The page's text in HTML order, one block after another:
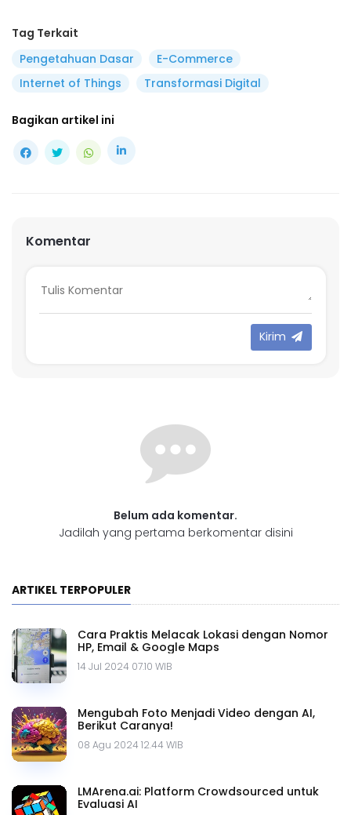
Tag Terkait
Pengetahuan Dasar
E-Commerce
Internet of Things
Transformasi Digital
Bagikan artikel ini
Komentar
Kirim
Belum ada komentar.
Jadilah yang pertama berkomentar disini
ARTIKEL TERPOPULER
Cara Praktis Melacak Lokasi dengan Nomor
HP, Email & Google Maps
14 Jul 2024 07.10 WIB
Mengubah Foto Menjadi Video dengan AI,
Berikut Caranya!
08 Agu 2024 12.44 WIB
LMArena.ai: Platform Crowdsourced untuk
Evaluasi AI